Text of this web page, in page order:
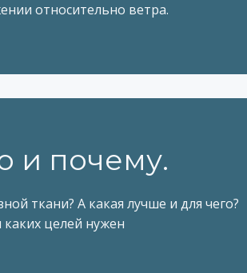
относительно ветра.
и почему.
ткани? А какая лучше и для чего?
целей нужен